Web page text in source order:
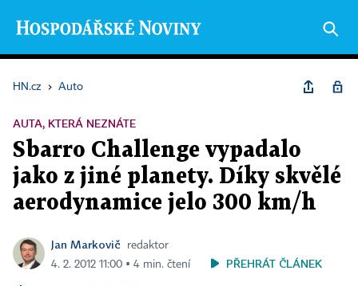
HN.cz › Auto
AUTA, KTERÁ NEZNÁTE
Sbarro Challenge vypadalo
jako z jiné planety. Díky skvělé
aerodynamice jelo 300 km/h
Jan Markovič
redaktor
4. 2. 2012 11:00 ▪ 4 min. čtení
PŘEHRÁT ČLÁNEK